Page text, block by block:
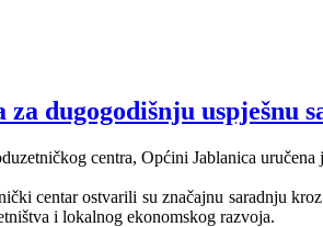
dugogodišnju
centra, Općini Jablanica
centar ostvarili su značajnu saradnju
i lokalnog ekonomskog razvoja.